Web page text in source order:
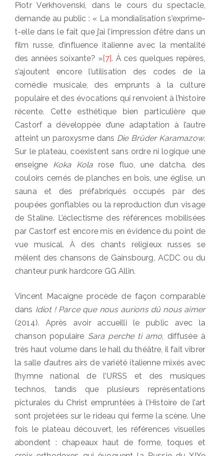
Piotr Verkhovenski, dans le cours du spectacle,
demande au public : « La mondialisation s’exprime-
t-elle dans le fait que j’ai l’impression d’être dans un
film russe, d’influence italienne avec la mentalité
des années soixante? »[7]. À ces quelques repères,
s’ajoutent encore l’utilisation des codes de la
comédie musicale, des emprunts à la culture
populaire et des évocations qui renvoient à l’histoire
récente. Cette esthétique bien particulière que
Castorf a développée d’une adaptation à l’autre
atteint un paroxysme dans Die Brüder Karamazow.
Sur le plateau, coexistent sans ordre ni logique une
enseigne Koka Kola rose fluo, une datcha, des
couloirs cernés de planches en bois, une église, un
sauna et des préfabriqués occupés par des
poupées gonflables ou la reproduction d’un visage
de Staline. L’éclectisme des références mobilisées
par Castorf est encore mis en évidence du point de
vue musical. À des chants religieux russes se
mêlent des chansons de Gainsbourg, ACDC ou du
chanteur punk hardcore GG Allin.
Vincent Macaigne procède de façon comparable
dans Idiot ! Parce que nous aurions dû nous aimer
(2014). Après avoir accueilli le public avec la
chanson populaire Sara perche ti amo, diffusée à
très haut volume dans le hall du théâtre, il fait vibrer
la salle d’autres airs de variété italienne mixés avec
l’hymne national de l’URSS et des musiques
technos, tandis que plusieurs représentations
picturales du Christ empruntées à l’Histoire de l’art
sont projetées sur le rideau qui ferme la scène. Une
fois le plateau découvert, les références visuelles
abondent : chapeaux haut de forme, toques et